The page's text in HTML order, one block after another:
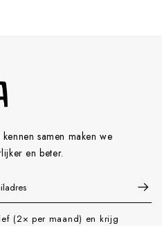
samen maken we
en beter.
(2× per maand) en krijg